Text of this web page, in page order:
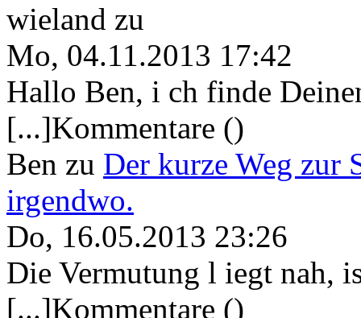
wieland zu
Mo, 04.11.2013 17:42
Hallo Ben, i ch finde
[...]Kommentare ()
Ben zu Der kurze Weg zur
irgendwo.
Do, 16.05.2013 23:26
Die Vermutung l iegt nah,
[...]Kommentare ()